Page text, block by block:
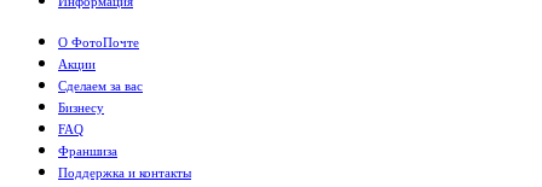
О ФотоПочте
Акции
Сделаем за вас
Бизнесу
FAQ
Франшиза
Поддержка и контакты